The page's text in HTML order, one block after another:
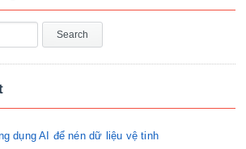
dụng AI để nén dữ liệu vệ tinh